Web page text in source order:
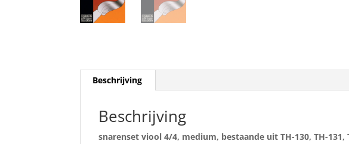
Beschrijving
Beschrijving
snarenset viool 4/4, medium, bestaande uit TH-130, TH-131,